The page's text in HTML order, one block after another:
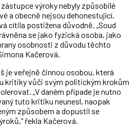
výroky nebyly způsobilé
a obecně nejsou dehonestující.
cítila postižena důvodně. „Soud
se jako fyzická osoba, jako
osobnosti z důvodu těchto
Kačerová.
je veřejně činnou osobou, která
kritiky vůči svým politickým krokům
„V daném případe je nutno
tuto kritiku neunesl, naopak
způsobem a dopustil se
řekla Kačerová.